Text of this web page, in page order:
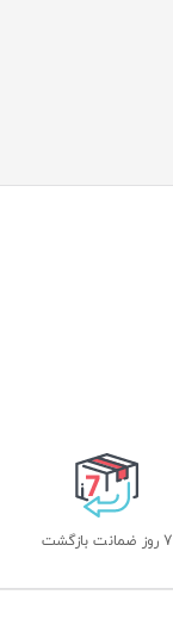
7 روز ضمانت بازگشت